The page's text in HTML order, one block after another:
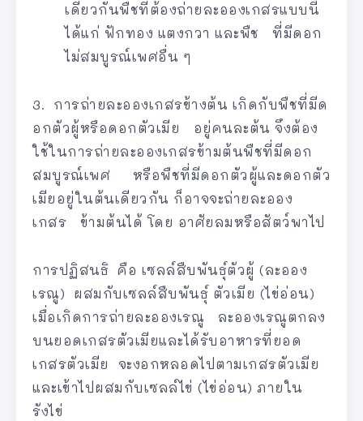
เดียวกันพืชที่ต้องถ่ายละอองเกสรแบบนี้
ได้แก่ ฟักทอง แตงกวา และพืช ที่มีดอก
ไม่สมบูรณ์เพศอื่น ๆ
3. การถ่ายละอองเกสรข้างต้น เกิดกับพืชที่มีด
อกตัวผู้หรือดอกตัวเมีย อยู่คนละต้น จึงต้อง
ใช้ในการถ่ายละอองเกสรข้ามต้นพืชที่มีดอก
สมบูรณ์เพศ หรือพืชที่มีดอกตัวผู้และดอกตัว
เมียอยู่ในต้นเดียวกัน ก็อาจจะถ่ายละออง
เกสร ข้ามต้นได้ โดย อาศัยลมหรือสัตว์พาไป
การปฏิสนธิ คือ เซลล์สืบพันธุ์ตัวผู้ (ละออง
เรณู) ผสมกับเซลล์สืบพันธุ์ ตัวเมีย (ไข่อ่อน)
เมื่อเกิดการถ่ายละอองเรณู ละอองเรณูตกลง
บนยอดเกสรตัวเมียและได้รับอาหารที่ยอด
เกสรตัวเมีย จะงอกหลอดไปตามเกสรตัวเมีย
และเข้าไปผสมกับเซลล์ไข่ (ไข่อ่อน) ภายใน
รังไข่